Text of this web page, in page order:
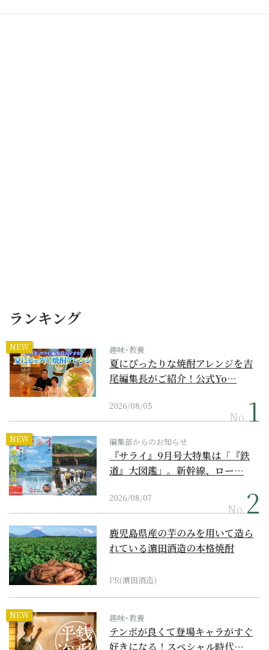
ランキング
NEW 趣味･教養
夏にぴったりな焼酎アレンジを吉
尾編集長がご紹介！公式Yo…
2026/08/05
No.
NEW 編集部からのお知らせ
『サライ』9月号大特集は「『鉄
道』大図鑑」。新幹線、ロー…
2026/08/07
No.
鹿児島県産の芋のみを用いて造ら
れている濵田酒造の本格焼酎
PR(濵田酒造)
NEW 趣味･教養
テンポが良くて登場キャラがすぐ
好きになる！スペシャル時代…